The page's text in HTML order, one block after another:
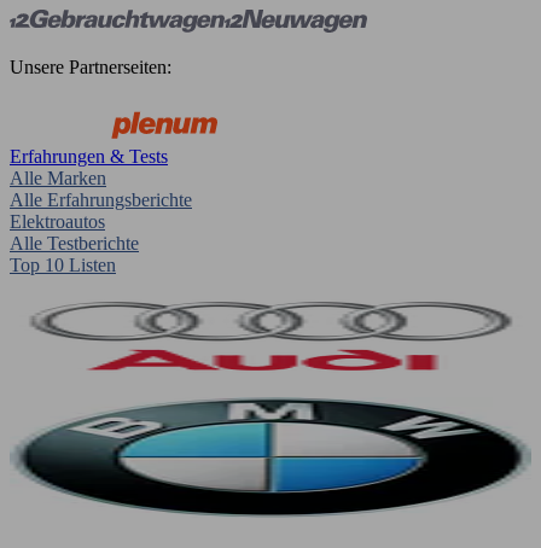
Unsere Partnerseiten:
Erfahrungen & Tests
Alle Marken
Alle Erfahrungsberichte
Elektroautos
Alle Testberichte
Top 10 Listen